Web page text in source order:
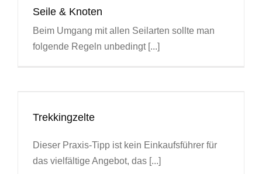
Seile & Knoten
Beim Umgang mit allen Seilarten sollte man
folgende Regeln unbedingt [...]
Trekkingzelte
Dieser Praxis-Tipp ist kein Einkaufsführer für
das vielfältige Angebot, das [...]